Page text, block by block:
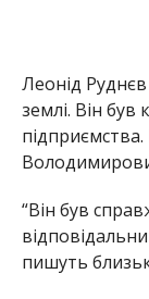
Леонід
землі. Він був
“Він був
пишуть